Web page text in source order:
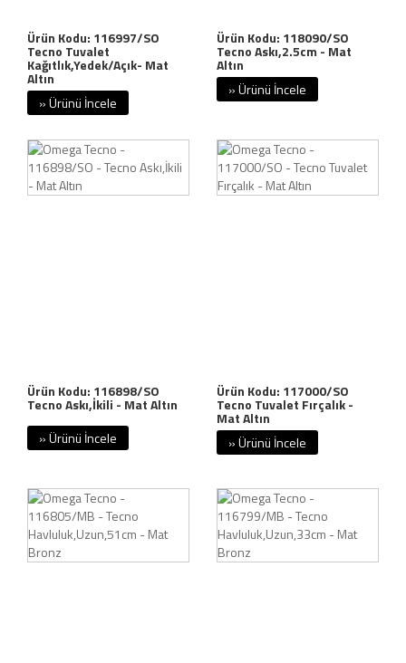
Ürün Kodu: 116997/SO
Tecno Tuvalet
Kağıtlık,Yedek/Açık- Mat
Altın
» Ürünü İncele
Ürün Kodu: 118090/SO
Tecno Askı,2.5cm - Mat
Altın
» Ürünü İncele
Ürün Kodu: 116898/SO
Tecno Askı,İkili - Mat Altın
» Ürünü İncele
Ürün Kodu: 117000/SO
Tecno Tuvalet Fırçalık -
Mat Altın
» Ürünü İncele